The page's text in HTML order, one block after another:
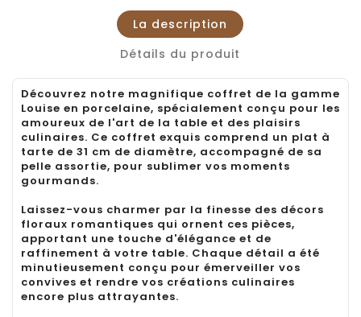
La description
Détails du produit
Découvrez notre magnifique coffret de la gamme
Louise en porcelaine, spécialement conçu pour les
amoureux de l'art de la table et des plaisirs
culinaires. Ce coffret exquis comprend un plat à
tarte de 31 cm de diamètre, accompagné de sa
pelle assortie, pour sublimer vos moments
gourmands.
Laissez-vous charmer par la finesse des décors
floraux romantiques qui ornent ces pièces,
apportant une touche d'élégance et de
raffinement à votre table. Chaque détail a été
minutieusement conçu pour émerveiller vos
convives et rendre vos créations culinaires
encore plus attrayantes.